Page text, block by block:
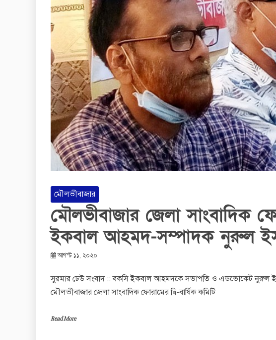
মৌলভীবাজার
মৌলভীবাজার জেলা সাংবাদিক
ইকবাল আহমদ-সম্পাদক নুরুল
আগস্ট ১১, ২০২০
সুরমার ঢেউ সংবাদ :: বকসি ইকবাল আহমদকে সভাপতি ও এডভোকেট নুরুল
মৌলভীবাজার জেলা সাংবাদিক ফোরামের দ্বি-বার্ষিক কমিটি
Read More